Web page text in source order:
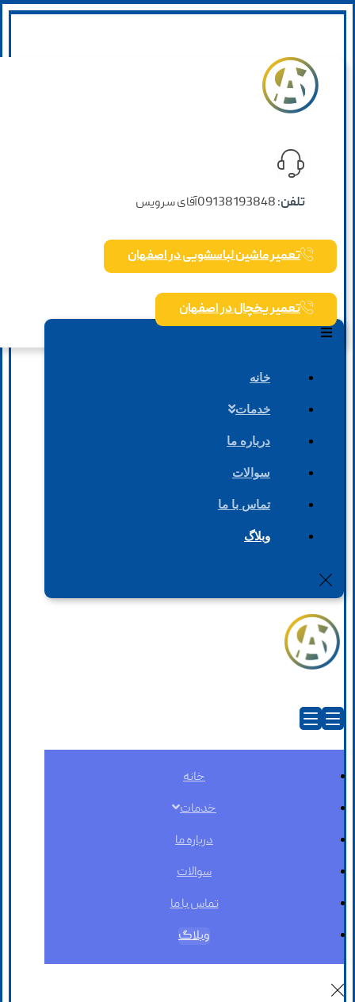
تلفن: 09138193848 آقای سرویس
تعمیر ماشین لباسشویی در اصفهان
تعمیر یخچال در اصفهان
خانه
خدمات
درباره ما
سوالات
تماس با ما
وبلاگ
خانه
خدمات
درباره ما
سوالات
تماس با ما
وبلاگ